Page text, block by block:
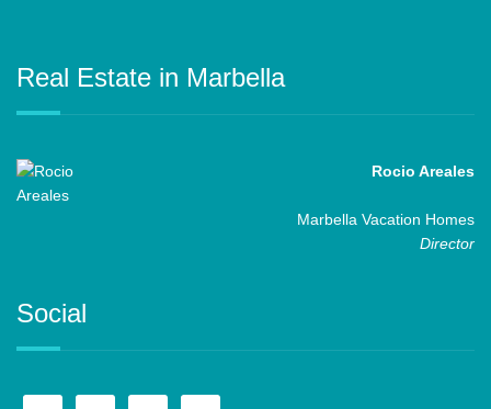
Real Estate in Marbella
Rocio Areales
Marbella Vacation Homes
Director
Social